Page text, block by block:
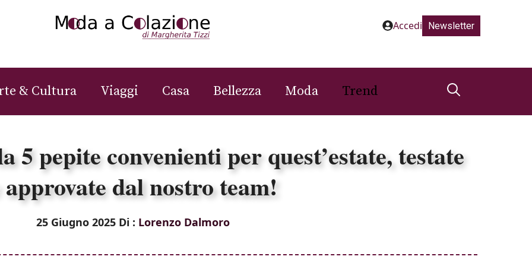
Accedi Newsletter
& Cultura Viaggi Casa Bellezza Moda Trend
5 pepite convenienti per quest’estate, testate
approvate dal nostro team!
25 Giugno 2025 Di : Lorenzo Dalmoro